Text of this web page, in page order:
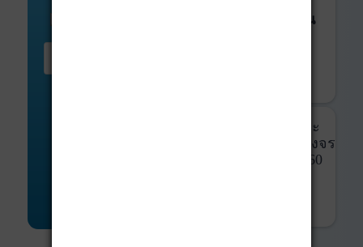
ติดตามการลงทุน
และ
ที่ครบวงจร
360